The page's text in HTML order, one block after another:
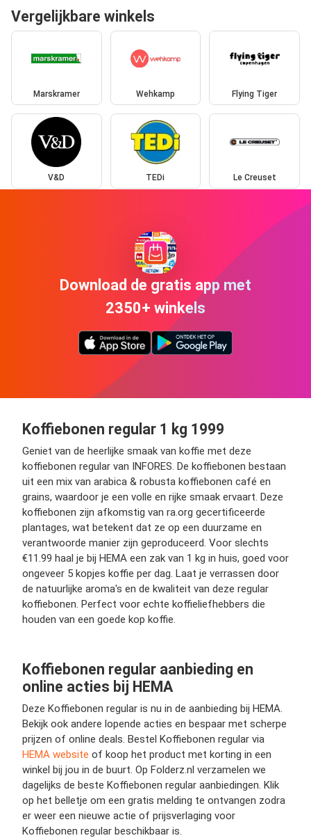
Vergelijkbare winkels
Marskramer Wehkamp Flying Tiger
V&D TEDi Le Creuset
Download de gratis app met
2350+ winkels
Koffiebonen regular 1 kg 1999
Geniet van de heerlijke smaak van koffie met deze
koffiebonen regular van INFORES. De koffiebonen bestaan
uit een mix van arabica & robusta koffiebonen café en
grains, waardoor je een volle en rijke smaak ervaart. Deze
koffiebonen zijn afkomstig van ra.org gecertificeerde
plantages, wat betekent dat ze op een duurzame en
verantwoorde manier zijn geproduceerd. Voor slechts
€11.99 haal je bij HEMA een zak van 1 kg in huis, goed voor
ongeveer 5 kopjes koffie per dag. Laat je verrassen door
de natuurlijke aroma's en de kwaliteit van deze regular
koffiebonen. Perfect voor echte koffieliefhebbers die
houden van een goede kop koffie.
Koffiebonen regular aanbieding en
online acties bij HEMA
Deze Koffiebonen regular is nu in de aanbieding bij HEMA.
Bekijk ook andere lopende acties en bespaar met scherpe
prijzen of online deals. Bestel Koffiebonen regular via
HEMA website of koop het product met korting in een
winkel bij jou in de buurt. Op Folderz.nl verzamelen we
dagelijks de beste Koffiebonen regular aanbiedingen. Klik
op het belletje om een gratis melding te ontvangen zodra
er weer een nieuwe actie of prijsverlaging voor
Koffiebonen regular beschikbaar is.